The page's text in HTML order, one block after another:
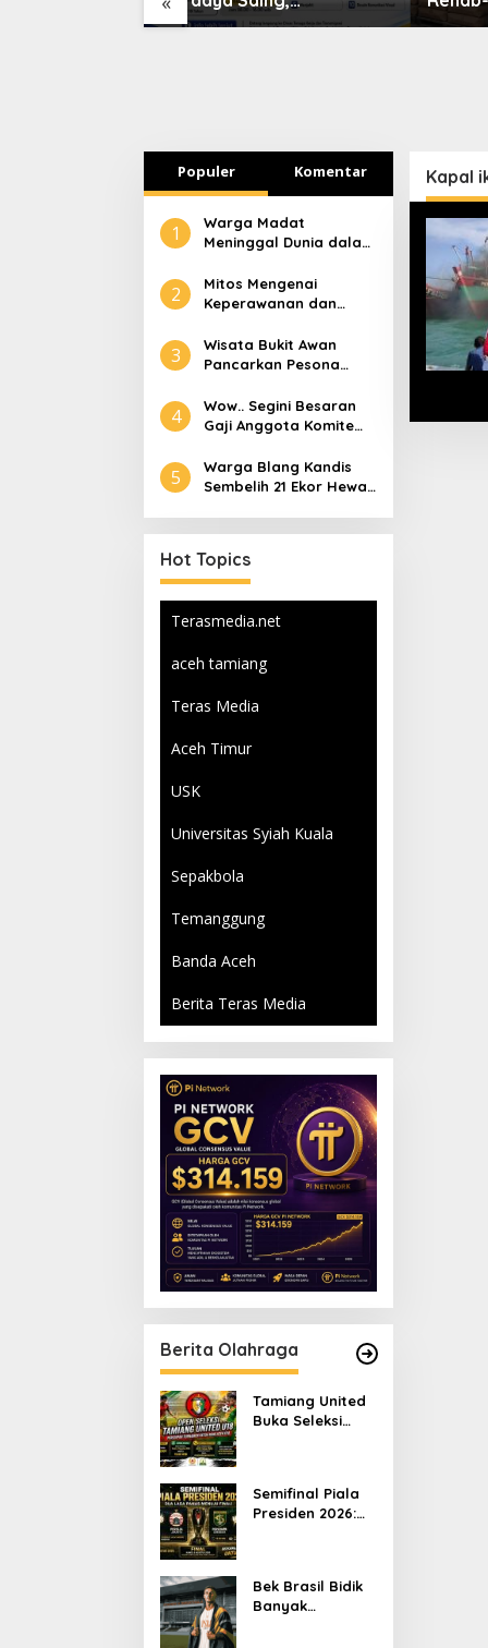
Disnakertrans Aceh
Populer Komentar
1
Warga Madat
Meninggal Dunia dalam
2
Mitos Mengenai
Keperawanan dan
3
Wisata Bukit Awan
Pancarkan Pesona
Tamiang
4
Wow.. Segini Besaran
Gaji Anggota Komite
5
Warga Blang Kandis
Sembelih 21 Ekor Hewan
Hot Topics
Terasmedia.net
aceh tamiang
Teras Media
Aceh Timur
USK
Universitas Syiah Kuala
Sepakbola
Temanggung
Banda Aceh
Berita Teras Media
Berita Olahraga
Tamiang United
Buka Seleksi
2026
Semifinal Piala
Presiden 2026:
Tantang Arema
Bek Brasil Bidik
Banyak
Kapal